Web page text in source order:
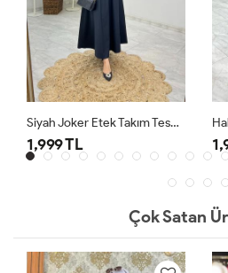
Siyah Joker Etek Takım Tesettür Giyim
1,999 TL
Çok Satan